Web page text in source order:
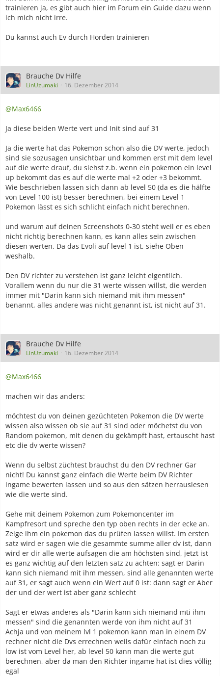
trainieren ja, es gibt auch hier im Forum ein Guide dazu wenn
ich mich nicht irre.
Du kannst auch Ev durch Horden trainieren
Brauche Dv Hilfe
LinUzumaki 16. Dezember 2014
@Max6466
Ja diese beiden Werte vert und Init sind auf 31
Ja die werte hat das Pokemon schon also die DV werte, jedoch
sind sie sozusagen unsichtbar und kommen erst mit dem level
auf die werte drauf, du siehst z.b. wenn ein pokemon ein level
up bekommt das es auf die werte mal +2 oder +3 bekommt.
Wie beschrieben lassen sich dann ab level 50 (da es die hälfte
von Level 100 ist) besser berechnen, bei einem Level 1
Pokemon lässt es sich schlicht einfach nicht berechnen.
und warum auf deinen Screenshots 0-30 steht weil er es eben
nicht richtig berechnen kann, es kann alles sein zwischen
diesen werten, Da das Evoli auf level 1 ist, siehe Oben
weshalb.
Den DV richter zu verstehen ist ganz leicht eigentlich.
Vorallem wenn du nur die 31 werte wissen willst, die werden
immer mit "Darin kann sich niemand mit ihm messen"
benannt, alles andere was nicht genannt ist, ist nicht auf 31.
Brauche Dv Hilfe
LinUzumaki 16. Dezember 2014
@Max6466
machen wir das anders:
möchtest du von deinen gezüchteten Pokemon die DV werte
wissen also wissen ob sie auf 31 sind oder möchetst du von
Random pokemon, mit denen du gekämpft hast, ertauscht hast
etc die dv werte wissen?
Wenn du selbst züchtest brauchst du den DV rechner Gar
nicht! Du kannst ganz einfach die Werte beim DV Richter
ingame bewerten lassen und so aus den sätzen herrauslesen
wie die werte sind.
Gehe mit deinem Pokemon zum Pokemoncenter im
Kampfresort und spreche den typ oben rechts in der ecke an.
Zeige ihm ein pokemon das du prüfen lassen willst. Im ersten
satz wird er sagen wie die gesammte summe aller dv ist, dann
wird er dir alle werte aufsagen die am höchsten sind, jetzt ist
es ganz wichtig auf den letzten satz zu achten: sagt er Darin
kann sich niemand mit ihm messen, sind alle genannten werte
auf 31, er sagt auch wenn ein Wert auf 0 ist: dann sagt er Aber
der und der wert ist aber ganz schlecht
Sagt er etwas anderes als "Darin kann sich niemand mti ihm
messen" sind die genannten werde von ihm nicht auf 31
Achja und von meinem lvl 1 pokemon kann man in einem DV
rechner nicht die Dvs errechnen weils dafür einfach noch zu
low ist vom Level her, ab level 50 kann man die werte gut
berechnen, aber da man den Richter ingame hat ist dies völlig
egal